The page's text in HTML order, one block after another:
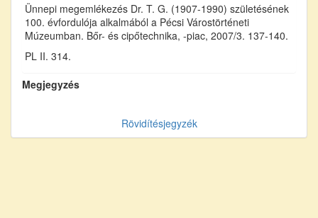
Ünnepi megemlékezés Dr. T. G. (1907-1990) születésének
100. évfordulója alkalmából a Pécsi Várostörténeti
Múzeumban. Bőr- és cipőtechnika, -piac, 2007/3. 137-140.
PL II. 314.
Megjegyzés
Rövidítésjegyzék